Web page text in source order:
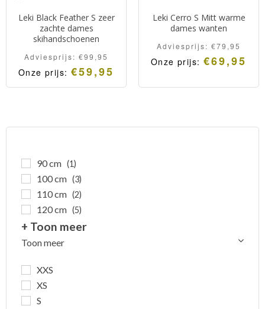
90 cm (1)
100 cm (3)
110 cm (2)
120 cm (5)
+ Toon meer
Toon meer
XXS
XS
S
Leki Black Feather S zeer
zachte dames
skihandschoenen
Adviesprijs: €99,95
Onze prijs: €59,95
Leki Black Feather S ultra
Leki Cerro S Mitt warme
dames wanten
Adviesprijs: €79,95
Onze prijs: €69,95
wanten van de vertrouwde